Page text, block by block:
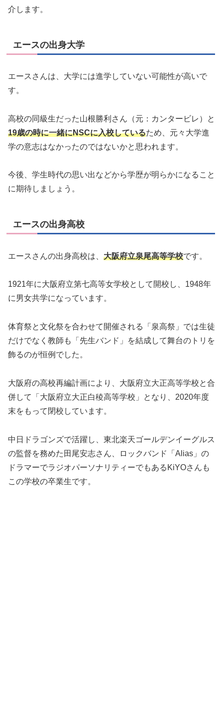
介します。
エースの出身大学
エースさんは、大学には進学していない可能性が高いで
す。
高校の同級生だった山根勝利さん（元：カンタービレ）と
19歳の時に一緒にNSCに入校しているため、元々大学進
学の意志はなかったのではないかと思われます。
今後、学生時代の思い出などから学歴が明らかになること
に期待しましょう。
エースの出身高校
エースさんの出身高校は、 大阪府立泉尾高等学校です。
1921年に大阪府立第七高等女学校として開校し、1948年
に男女共学になっています。
体育祭と文化祭を合わせて開催される「泉高祭」では生徒
だけでなく教師も「先生バンド」を結成して舞台のトリを
飾るのが恒例でした。
大阪府の高校再編計画により、大阪府立大正高等学校と合
併して「大阪府立大正白稜高等学校」となり、2020年度
末をもって閉校しています。
中日ドラゴンズで活躍し、東北楽天ゴールデンイーグルス
の監督を務めた田尾安志さん、ロックバンド「Alias」の
ドラマーでラジオパーソナリティーでもあるKiYOさんも
この学校の卒業生です。